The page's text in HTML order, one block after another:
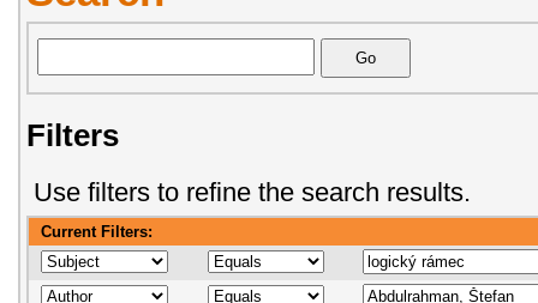
Filters
Use filters to refine the search results.
Current Filters: